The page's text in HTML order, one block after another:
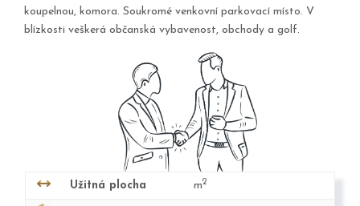
koupelnou, komora. Soukromé venkovní parkovací místo. V
blízkosti veškerá občanská vybavenost, obchody a golf.
Užitná plocha m2